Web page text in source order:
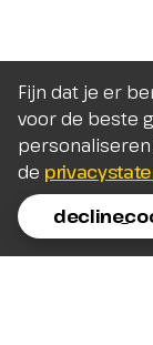
Fijn dat je er
voor de beste
de